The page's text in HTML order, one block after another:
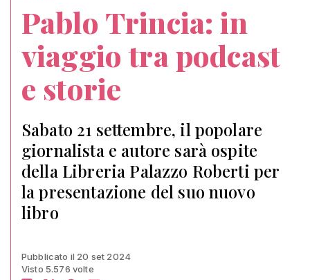
Pablo Trincia: in
viaggio tra podcast
e storie
Sabato 21 settembre, il popolare
giornalista e autore sarà ospite
della Libreria Palazzo Roberti per
la presentazione del suo nuovo
libro
Pubblicato il 20 set 2024
Visto 5.576 volte